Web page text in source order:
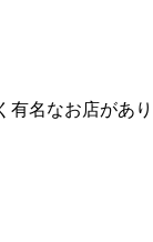
名なお店があ